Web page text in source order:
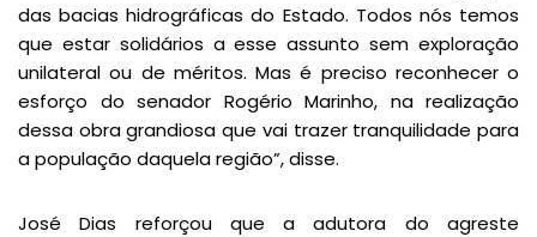
das bacias hidrográficas do Estado. Todos nós temos
que estar solidários a esse assunto sem exploração
unilateral ou de méritos. Mas é preciso reconhecer o
esforço do senador Rogério Marinho, na realização
dessa obra grandiosa que vai trazer tranquilidade para
a população daquela região”, disse.
José Dias reforçou que a adutora do agreste